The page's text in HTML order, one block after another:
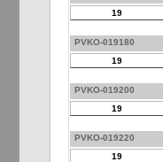
19
PVKO-019180
19
PVKO-019200
19
PVKO-019220
19